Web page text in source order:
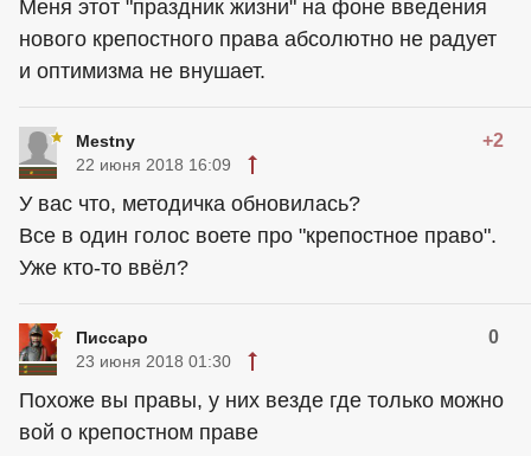
Меня этот "праздник жизни" на фоне введения
нового крепостного права абсолютно не радует
и оптимизма не внушает.
Mestny +2
22 июня 2018 16:09
У вас что, методичка обновилась?
Все в один голос воете про "крепостное право".
Уже кто-то ввёл?
Писсаро 0
23 июня 2018 01:30
Похоже вы правы, у них везде где только можно
вой о крепостном праве